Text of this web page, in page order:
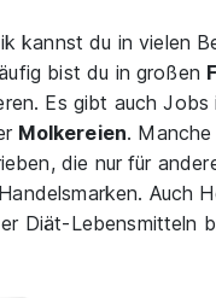
kannst du in vielen
bist du in großen
Es gibt auch Jobs
Molkereien.
die nur für
Auch
Diät-Lebensmitteln